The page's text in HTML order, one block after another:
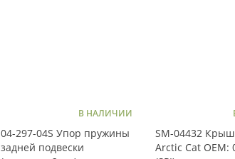
В НАЛИЧИИ
04-297-04S Упор пружины
задней подвески
SM-04432
Arctic Cat OEM: